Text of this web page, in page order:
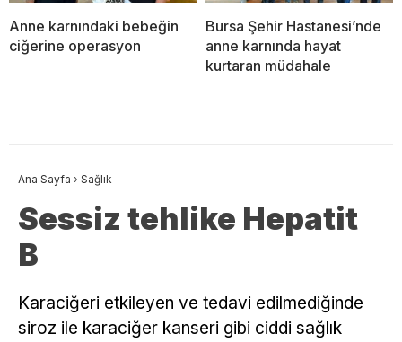
Anne karnındaki bebeğin
ciğerine operasyon
Bursa Şehir Hastanesi’nde
anne karnında hayat
kurtaran müdahale
Ana Sayfa › Sağlık
Sessiz tehlike Hepatit
B
Karaciğeri etkileyen ve tedavi edilmediğinde
siroz ile karaciğer kanseri gibi ciddi sağlık